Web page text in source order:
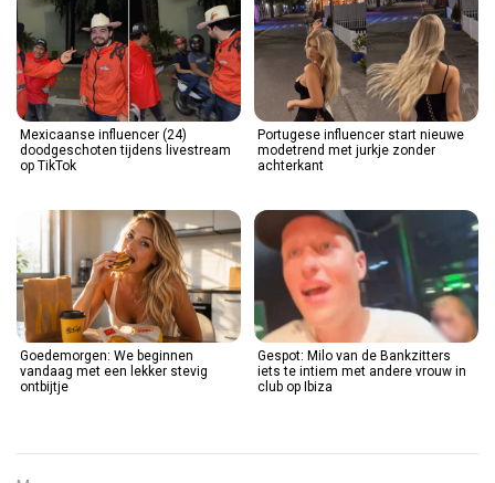
Mexicaanse influencer (24)
doodgeschoten tijdens livestream
op TikTok
Portugese influencer start nieuwe
modetrend met jurkje zonder
achterkant
Goedemorgen: We beginnen
vandaag met een lekker stevig
ontbijtje
Gespot: Milo van de Bankzitters
iets te intiem met andere vrouw in
club op Ibiza